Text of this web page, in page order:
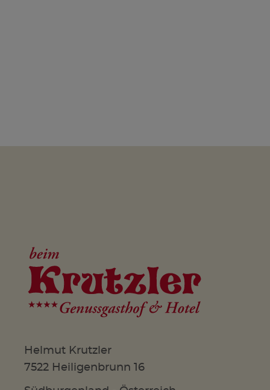
Helmut Krutzler
7522 Heiligenbrunn 16